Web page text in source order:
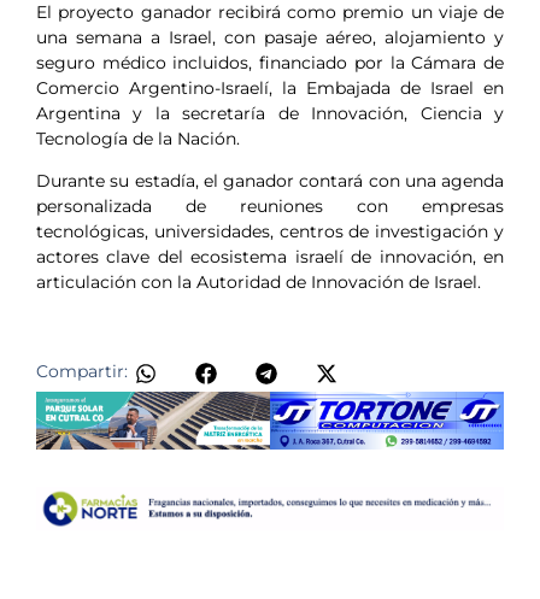
El proyecto ganador recibirá como premio un viaje de
una semana a Israel, con pasaje aéreo, alojamiento y
seguro médico incluidos, financiado por la Cámara de
Comercio Argentino-Israelí, la Embajada de Israel en
Argentina y la secretaría de Innovación, Ciencia y
Tecnología de la Nación.
Durante su estadía, el ganador contará con una agenda
personalizada de reuniones con empresas
tecnológicas, universidades, centros de investigación y
actores clave del ecosistema israelí de innovación, en
articulación con la Autoridad de Innovación de Israel.
Compartir: